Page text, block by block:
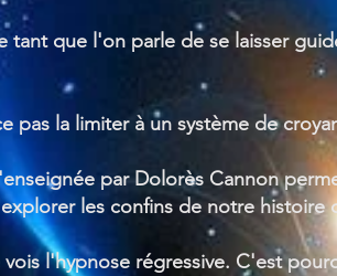
tant que l'on parle de se laisser
pas la limiter à un système de
par Dolorès Cannon
les confins de notre histoire
l'hypnose régressive. C'est